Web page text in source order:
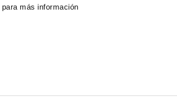
para más información